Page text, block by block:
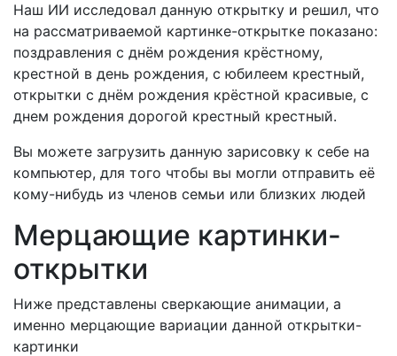
Наш ИИ исследовал данную открытку и решил, что
на рассматриваемой картинке-открытке показано:
поздравления с днём рождения крёстному,
крестной в день рождения, с юбилеем крестный,
открытки с днём рождения крёстной красивые, с
днем рождения дорогой крестный крестный.
Вы можете загрузить данную зарисовку к себе на
компьютер, для того чтобы вы могли отправить её
кому-нибудь из членов семьи или близких людей
Мерцающие картинки-
открытки
Ниже представлены сверкающие анимации, а
именно мерцающие вариации данной открытки-
картинки